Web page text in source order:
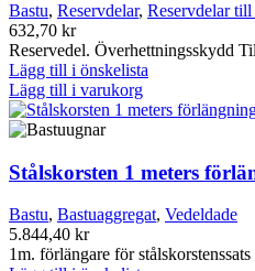
Bastu, Reservdelar, Reservdelar till
632,70 kr
Reservedel. Överhettningsskydd
Lägg till i önskelista
Lägg till i varukorg
Stålskorsten 1 meters
Bastu, Bastuaggregat, Vedeldade
5.844,40 kr
1m. förlängare för